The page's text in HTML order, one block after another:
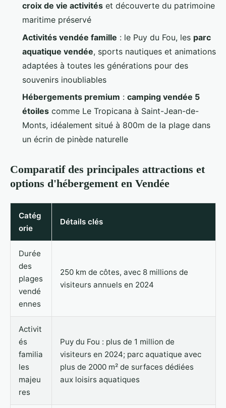
croix de vie activités et découverte du patrimoine
maritime préservé
Activités vendée famille : le Puy du Fou, les parc
aquatique vendée, sports nautiques et animations
adaptées à toutes les générations pour des
souvenirs inoubliables
Hébergements premium : camping vendée 5
étoiles comme Le Tropicana à Saint-Jean-de-
Monts, idéalement situé à 800m de la plage dans
un écrin de pinède naturelle
Comparatif des principales attractions et
options d'hébergement en Vendée
Catég
orie
Détails clés
Durée
des
plages
vendé
ennes
250 km de côtes, avec 8 millions de
visiteurs annuels en 2024
Activit
és
familia
les
majeu
res
Puy du Fou : plus de 1 million de
visiteurs en 2024; parc aquatique avec
plus de 2000 m² de surfaces dédiées
aux loisirs aquatiques